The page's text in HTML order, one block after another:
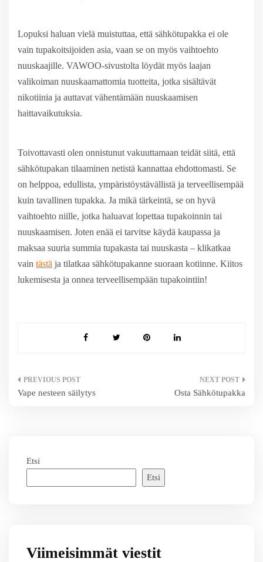
Lopuksi haluan vielä muistuttaa, että sähkötupakka ei ole
vain tupakoitsijoiden asia, vaan se on myös vaihtoehto
nuuskaajille. VAWOO-sivustolta löydät myös laajan
valikoiman nuuskaamattomia tuotteita, jotka sisältävät
nikotiinia ja auttavat vähentämään nuuskaamisen
haittavaikutuksia.
Toivottavasti olen onnistunut vakuuttamaan teidät siitä, että
sähkötupakan tilaaminen netistä kannattaa ehdottomasti. Se
on helppoa, edullista, ympäristöystävällistä ja terveellisempää
kuin tavallinen tupakka. Ja mikä tärkeintä, se on hyvä
vaihtoehto niille, jotka haluavat lopettaa tupakoinnin tai
nuuskaamisen. Joten enää ei tarvitse käydä kaupassa ja
maksaa suuria summia tupakasta tai nuuskasta – klikatkaa
vain tästä ja tilatkaa sähkötupakanne suoraan kotiinne. Kiitos
lukemisesta ja onnea terveellisempään tupakointiin!
Artikkelien
Vape nesteen säilytys Osta Sähkötupakka
Etsi
Etsi
Viimeisimmät viestit